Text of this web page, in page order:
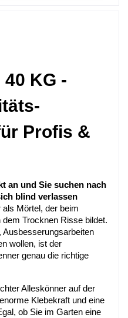
KG -
Profis &
an und Sie suchen nach
blind verlassen
Mörtel, der beim
Trocknen Risse bildet.
Ausbesserungsarbeiten
genau die richtige
Alleskönner auf der
Klebekraft und eine
ob Sie im Garten eine